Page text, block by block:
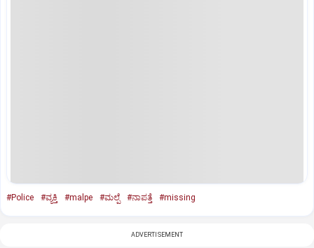
#Police #ವ್ಯಕ್ತಿ #malpe #ಮಲ್ಪೆ #ನಾಪತ್ತೆ #missing
ADVERTISEMENT